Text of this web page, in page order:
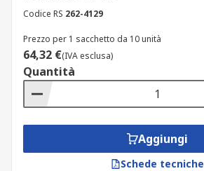
Codice RS 262-4129
Prezzo per 1 sacchetto da 10 unità
64,32 €(IVA esclusa)
Quantità
Aggiungi
Schede tecniche